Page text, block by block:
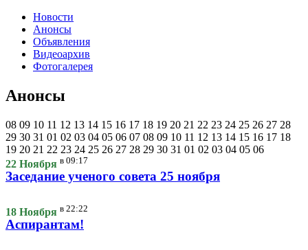
Новости
Анонсы
Объявления
Видеоархив
Фотогалерея
Анонсы
08 09 10 11 12 13 14 15 16 17 18 19 20 21 22 23 24 25 26 27 28
29 30 31 01 02 03 04 05 06 07 08 09 10 11 12 13 14 15 16 17 18
19 20 21 22 23 24 25 26 27 28 29 30 31 01 02 03 04 05 06
22 Ноября в 09:17
Заседание ученого совета 25 ноября
18 Ноября в 22:22
Аспирантам!